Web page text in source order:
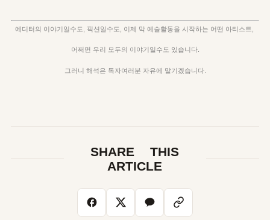
에디터의 이야기일수도, 픽션일수도, 이제 막 예술활동을 시작하는 어떤 아티스트,
어쩌면 우리 모두의 이야기일수도 있습니다.
그러니 해석은 독자여러분 자유에 맡기겠습니다.
SHARE THIS
ARTICLE